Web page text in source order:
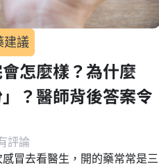
建議
怎麼樣？為什麼
」？醫師背後答案令
評論
冒去看醫生，開的藥常常是三